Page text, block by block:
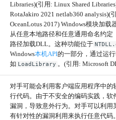
Libraries)(引用: Linux Shared
RotaJakiro 2021 netlab360 analysis)(
OceanLotus 2017) Windows模块加载
从任意本地路径和任意通用命名约定
路径加载DLL。这种功能位于
Windows本机API的一部分，通过运
如 LoadLibrary 。(引用: Microsoft
对手可能会利用客户端应用程序中的
行代码。由于不安全的编码实践，软
漏洞，导致意外行为。对手可以利用
有针对性的漏洞利用来执行任意代码